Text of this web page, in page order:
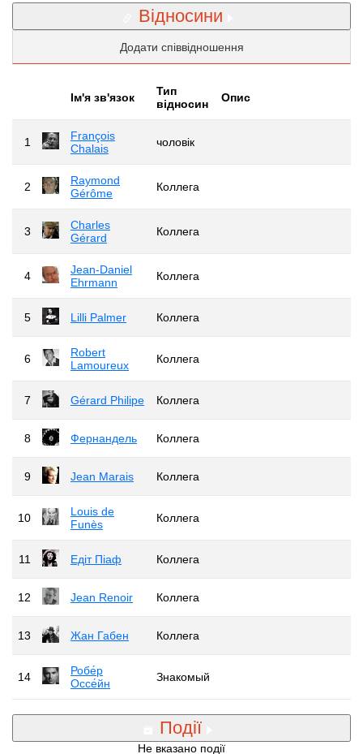
Відносини
Додати співвідношення
Iм'я зв'язок
Тип
відносин
Опис
1
François
Chalais
чоловік
2
Raymond
Gérôme
Коллега
3
Charles
Gérard
Коллега
4
Jean-Daniel
Ehrmann
Коллега
5 Lilli Palmer Коллега
6
Robert
Lamoureux
Коллега
7 Gérard Philipe Коллега
8 Фернандель Коллега
9 Jean Marais Коллега
10
Louis de
Funès
Коллега
11 Едіт Піаф Коллега
12 Jean Renoir Коллега
13 Жан Габен Коллега
14
Робе́р
Оссе́йн
Знакомый
Події
Не вказано події